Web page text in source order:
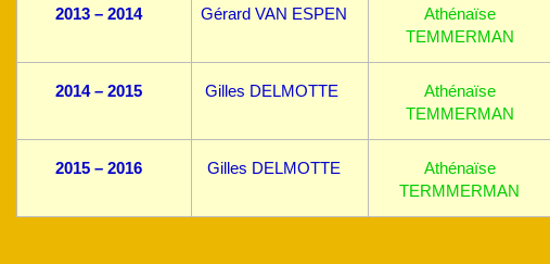
2013 – 2014 Gérard VAN ESPEN
Athénaïse
TEMMERMAN
2014 – 2015 Gilles DELMOTTE
Athénaïse
TEMMERMAN
2015 – 2016 Gilles DELMOTTE
Athénaïse
TERMMERMAN